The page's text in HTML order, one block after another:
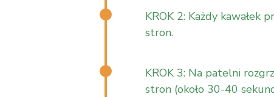
KROK 2: Każdy kawałek
stron.
KROK 3: Na patelni
stron (około 30-40